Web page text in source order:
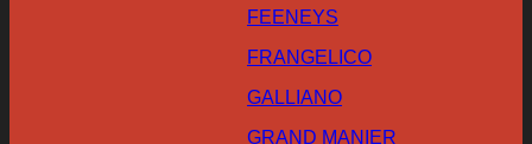
FEENEYS
FRANGELICO
GALLIANO
GRAND MANIER